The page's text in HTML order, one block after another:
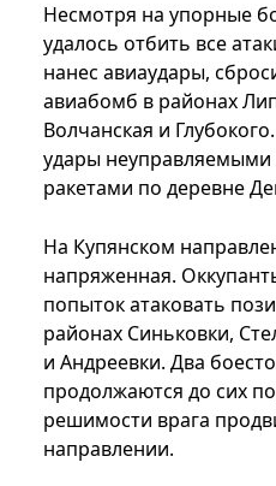
Несмотря на упорные
удалось отбить все
нанес авиаудары,
авиабомб в районах
Волчанская и
удары
ракетами по деревне
На Купянском
напряженная.
попыток атаковать
районах Синьковки,
и Андреевки. Два
продолжаются до сих
решимости врага
направлении.